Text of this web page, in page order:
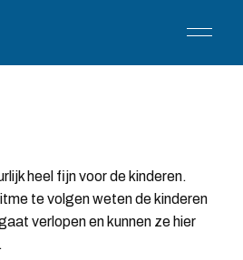
heel fijn voor de kinderen.
te volgen weten de kinderen
verlopen en kunnen ze hier